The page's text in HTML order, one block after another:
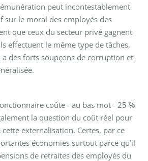
peut incontestablement
sur le moral des employés des
que ceux du secteur privé gagnent
effectuent le même type de tâches,
a des forts soupçons de corruption et
coûte - au bas mot - 25 %
la question du coût réel pour
externalisation. Certes, par ce
économies surtout parce qu’il
de retraites des employés du